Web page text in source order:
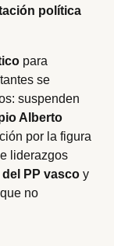
política
para
se
suspenden
Alberto
por la figura
liderazgos
PP vasco y
no